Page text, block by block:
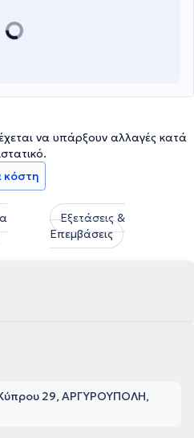
να υπάρξουν αλλαγές κατά
κόστη
Εξετάσεις &
Επεμβάσεις
29, ΑΡΓΥΡΟΥΠΟΛΗ,